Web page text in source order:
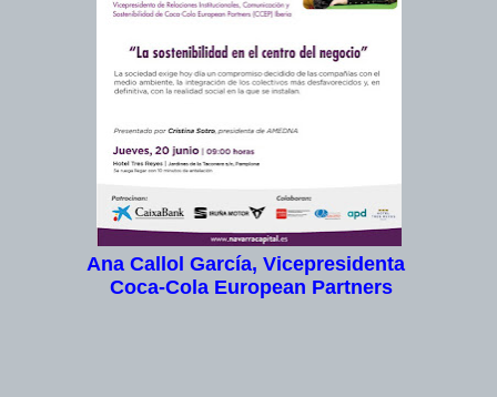
Ana Callol García, Vicepresidenta
Coca-Cola European Partners